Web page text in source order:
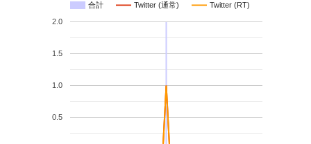
合計 Twitter (通常) Twitter (RT)
0.5
1.0
1.5
2.0